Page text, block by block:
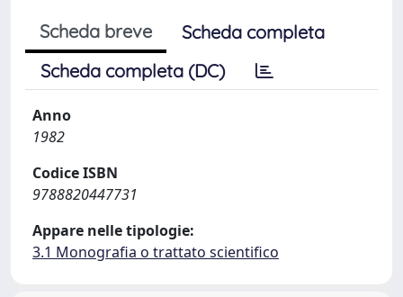
Scheda breve
Scheda completa
Scheda completa (DC)
Anno
1982
Codice ISBN
9788820447731
Appare nelle tipologie:
3.1 Monografia o trattato scientifico